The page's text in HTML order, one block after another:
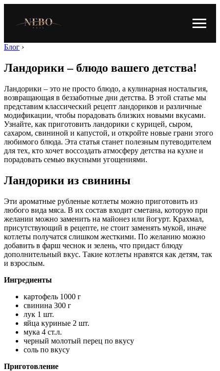
Блог ›
Ландорики – блюдо вашего детства!
Ландорики – это не просто блюдо, а кулинарная ностальгия,
возвращающая в беззаботные дни детства. В этой статье мы
представим классический рецепт ландориков и различные
модификации, чтобы порадовать близких новыми вкусами.
Узнайте, как приготовить ландорики с курицей, сыром,
сахаром, свининой и капустой, и откройте новые грани этого
любимого блюда. Эта статья станет полезным путеводителем
для тех, кто хочет воссоздать атмосферу детства на кухне и
порадовать семью вкусными угощениями.
Ландорики из свинины
Эти ароматные рубленые котлеты можно приготовить из
любого вида мяса. В их состав входит сметана, которую при
желании можно заменить на майонез или йогурт. Крахмал,
присутствующий в рецепте, не стоит заменять мукой, иначе
котлеты получатся слишком жесткими. По желанию можно
добавить в фарш чеснок и зелень, что придаст блюду
дополнительный вкус. Такие котлеты нравятся как детям, так
и взрослым.
Ингредиенты
картофель 1000 г
свинина 300 г
лук 1 шт.
яйца куриные 2 шт.
мука 4 ст.л.
черный молотый перец по вкусу
соль по вкусу
Приготовление